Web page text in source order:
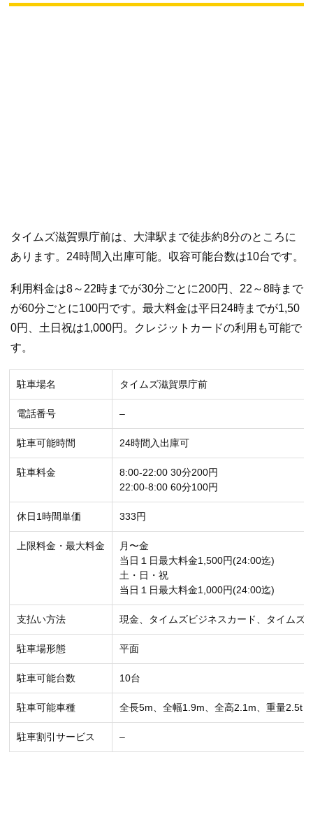
タイムズ滋賀県庁前は、大津駅まで徒歩約8分のところに
あります。24時間入出庫可能。収容可能台数は10台です。
利用料金は8～22時までが30分ごとに200円、22～8時まで
が60分ごとに100円です。最大料金は平日24時までが1,50
0円、土日祝は1,000円。クレジットカードの利用も可能で
す。
駐車場名 タイムズ滋賀県庁前
電話番号 –
駐車可能時間 24時間入出庫可
駐車料金
8:00-22:00 30分200円
22:00-8:00 60分100円
休日1時間単価 333円
上限料金・最大料金
月〜金
当日１日最大料金1,500円(24:00迄)
土・日・祝
当日１日最大料金1,000円(24:00迄)
支払い方法 現金、タイムズビジネスカード、タイムズ
駐車場形態 平面
駐車可能台数 10台
駐車可能車種 全長5m、全幅1.9m、全高2.1m、重量2.5t
駐車割引サービス –